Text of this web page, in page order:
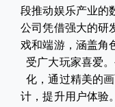
段推动娱乐产业的
公司凭借强大的研
戏和端游，涵盖角
受广大玩家喜爱
化，通过精美的
计，提升用户体验